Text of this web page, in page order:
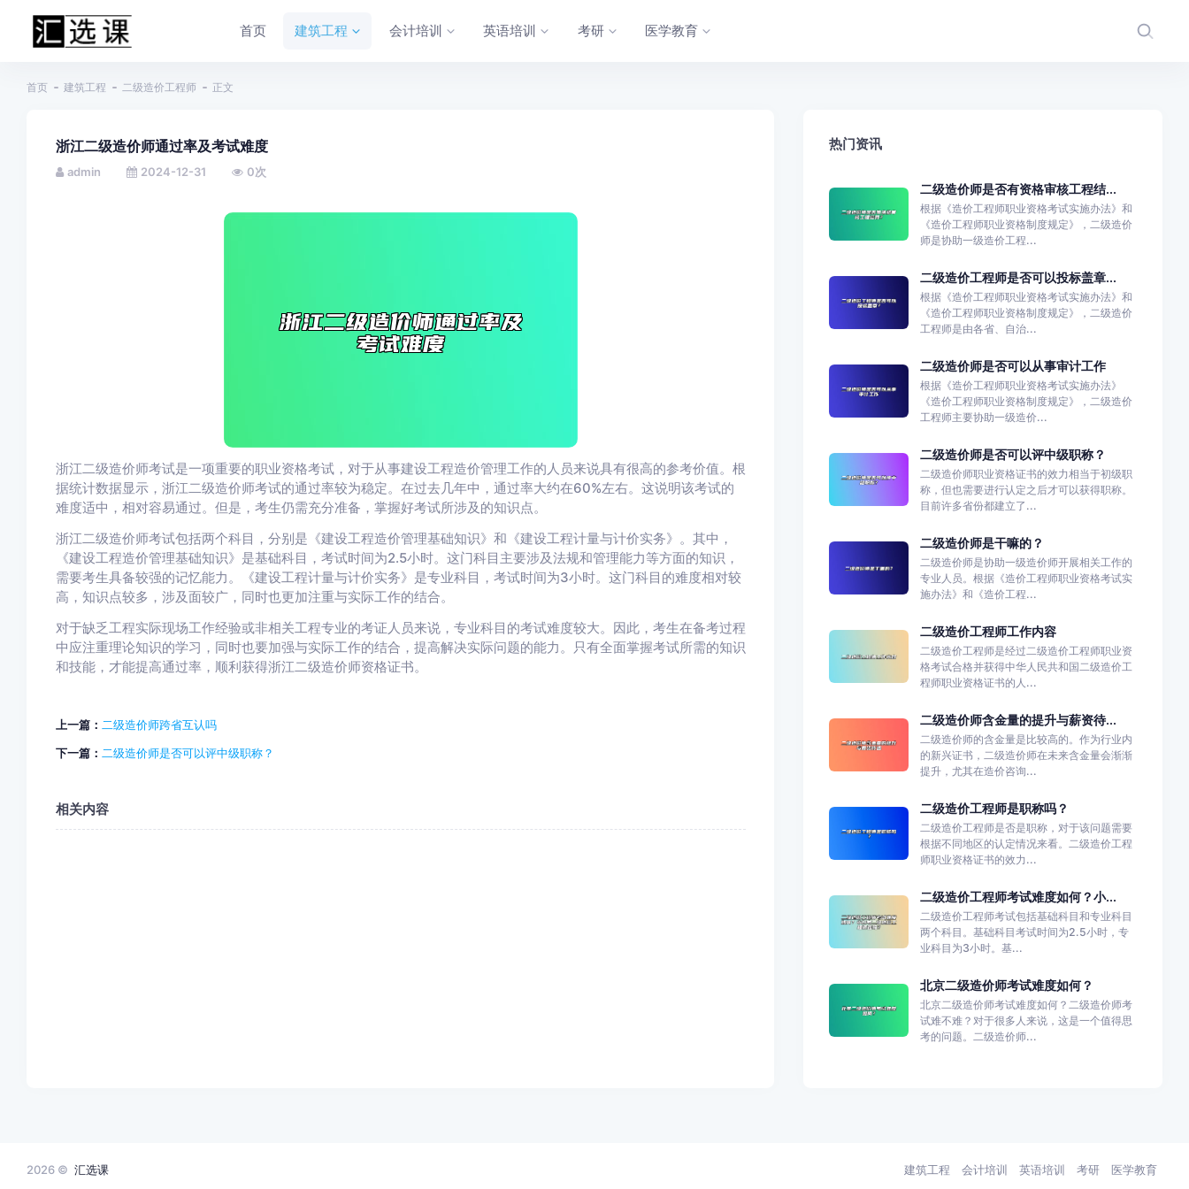
首页 建筑工程 会计培训 英语培训 考研 医学教育
首页 建筑工程 二级造价工程师 正文
浙江二级造价师通过率及考试难度
admin 2024-12-31 0次
浙江二级造价师考试是一项重要的职业资格考试，对于从事建设工程造价管理工作的人员来说具有很高的参考价值。根
据统计数据显示，浙江二级造价师考试的通过率较为稳定。在过去几年中，通过率大约在60%左右。这说明该考试的
难度适中，相对容易通过。但是，考生仍需充分准备，掌握好考试所涉及的知识点。
浙江二级造价师考试包括两个科目，分别是《建设工程造价管理基础知识》和《建设工程计量与计价实务》。其中，
《建设工程造价管理基础知识》是基础科目，考试时间为2.5小时。这门科目主要涉及法规和管理能力等方面的知识，
需要考生具备较强的记忆能力。《建设工程计量与计价实务》是专业科目，考试时间为3小时。这门科目的难度相对较
高，知识点较多，涉及面较广，同时也更加注重与实际工作的结合。
对于缺乏工程实际现场工作经验或非相关工程专业的考证人员来说，专业科目的考试难度较大。因此，考生在备考过程
中应注重理论知识的学习，同时也要加强与实际工作的结合，提高解决实际问题的能力。只有全面掌握考试所需的知识
和技能，才能提高通过率，顺利获得浙江二级造价师资格证书。
上一篇： 二级造价师跨省互认吗
下一篇： 二级造价师是否可以评中级职称？
相关内容
热门资讯
二级造价师是否有资格审核工程结...
根据《造价工程师职业资格考试实施办法》和
《造价工程师职业资格制度规定》，二级造价
师是协助一级造价工程...
二级造价工程师是否可以投标盖章...
根据《造价工程师职业资格考试实施办法》和
《造价工程师职业资格制度规定》，二级造价
工程师是由各省、自治...
二级造价师是否可以从事审计工作
根据《造价工程师职业资格考试实施办法》
《造价工程师职业资格制度规定》，二级造价
工程师主要协助一级造价...
二级造价师是否可以评中级职称？
二级造价师职业资格证书的效力相当于初级职
称，但也需要进行认定之后才可以获得职称。
目前许多省份都建立了...
二级造价师是干嘛的？
二级造价师是协助一级造价师开展相关工作的
专业人员。根据《造价工程师职业资格考试实
施办法》和《造价工程...
二级造价工程师工作内容
二级造价工程师是经过二级造价工程师职业资
格考试合格并获得中华人民共和国二级造价工
程师职业资格证书的人...
二级造价师含金量的提升与薪资待...
二级造价师的含金量是比较高的。作为行业内
的新兴证书，二级造价师在未来含金量会渐渐
提升，尤其在造价咨询...
二级造价工程师是职称吗？
二级造价工程师是否是职称，对于该问题需要
根据不同地区的认定情况来看。二级造价工程
师职业资格证书的效力...
二级造价工程师考试难度如何？小...
二级造价工程师考试包括基础科目和专业科目
两个科目。基础科目考试时间为2.5小时，专
业科目为3小时。基...
北京二级造价师考试难度如何？
北京二级造价师考试难度如何？二级造价师考
试难不难？对于很多人来说，这是一个值得思
考的问题。二级造价师...
2026 © 汇选课 建筑工程 会计培训 英语培训 考研 医学教育